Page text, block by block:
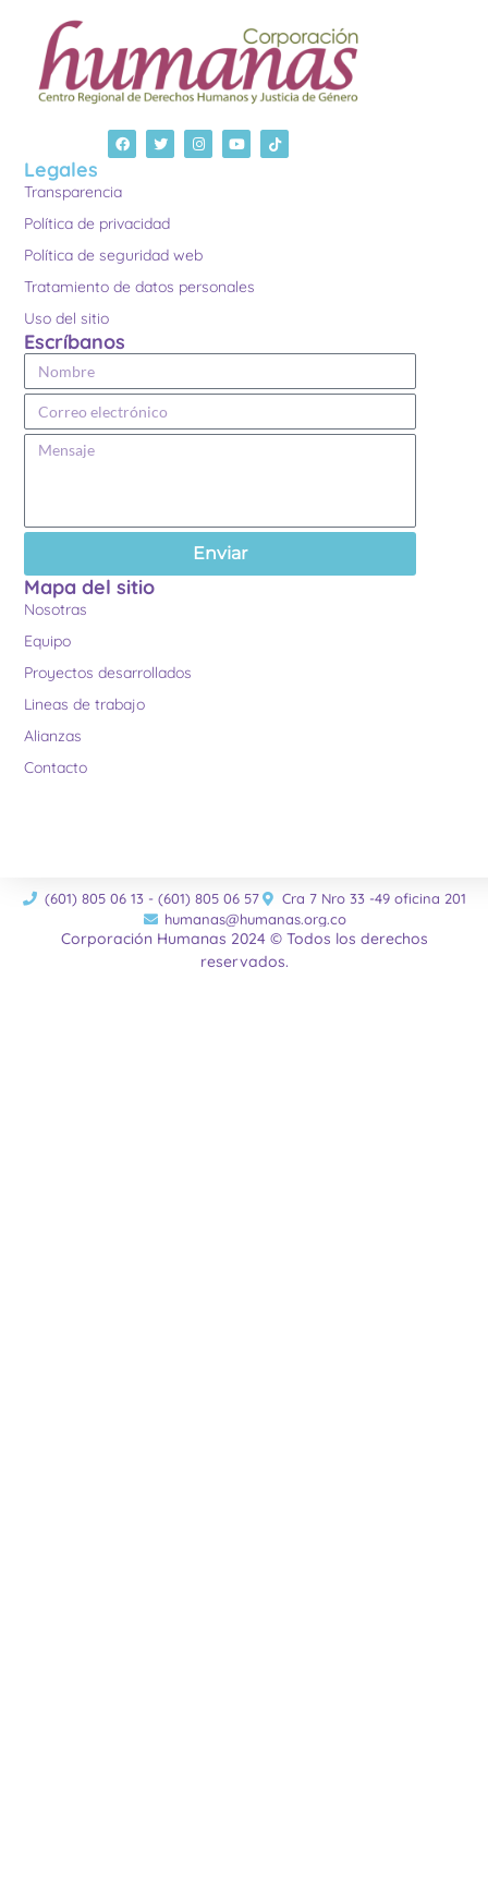
Legales
Transparencia
Política de privacidad
Política de seguridad web
Tratamiento de datos personales
Uso del sitio
Escríbanos
Enviar
Mapa del sitio
Nosotras
Equipo
Proyectos desarrollados
Lineas de trabajo
Alianzas
Contacto
(601) 805 06 13 - (601) 805 06 57
Cra 7 Nro 33 -49 oficina 201
humanas@humanas.org.co
Corporación Humanas 2024 © Todos los derechos
reservados.